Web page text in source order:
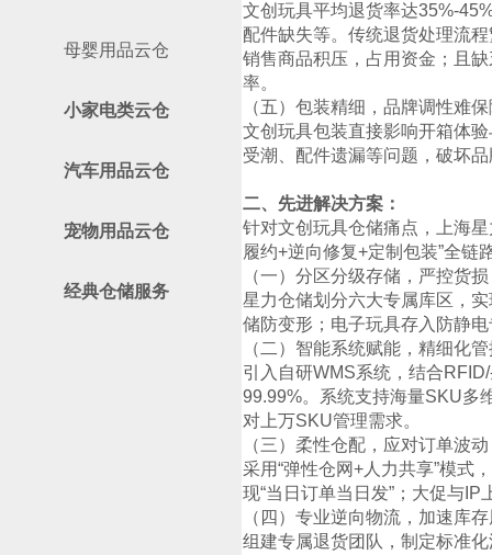
汽车用品云仓
母婴用品云仓
小家电类云仓
宠物用品云仓
经典仓储服务
文创玩具平均退货率达35%-
配件缺失等。传统退货处理流
销售商品积压，占用资金；且
率。
（五）包装精细，品牌调性难
文创玩具包装直接影响开箱体
受潮、配件遗漏等问题，破坏
二、先进解决方案：
针对文创玩具仓储痛点，上海
履约+逆向修复+定制包装”全链
（一）分区分级存储，严控货损
星力仓储划分六大专属库区，
储防变形；电子玩具存入防静
（二）智能系统赋能，精细化
引入自研WMS系统，结合
99.99%。系统支持海量SKU多
对上万SKU管理需求。
（三）柔性仓配，应对订单波动
采用“弹性仓网+人力共享”模式
现“当日订单当日发”；大促与
（四）专业逆向物流，加速库
组建专属退货团队，制定标准